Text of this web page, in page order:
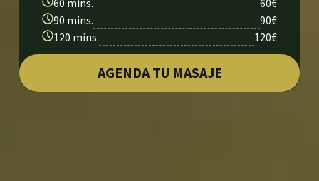
90 mins.
90€
120 mins.
120€
AGENDA TU MASAJE